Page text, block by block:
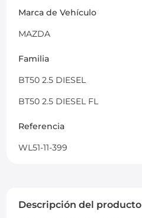
Marca de Vehículo
MAZDA
Familia
BT50 2.5 DIESEL
BT50 2.5 DIESEL FL
Referencia
WL51-11-399
Descripción del producto